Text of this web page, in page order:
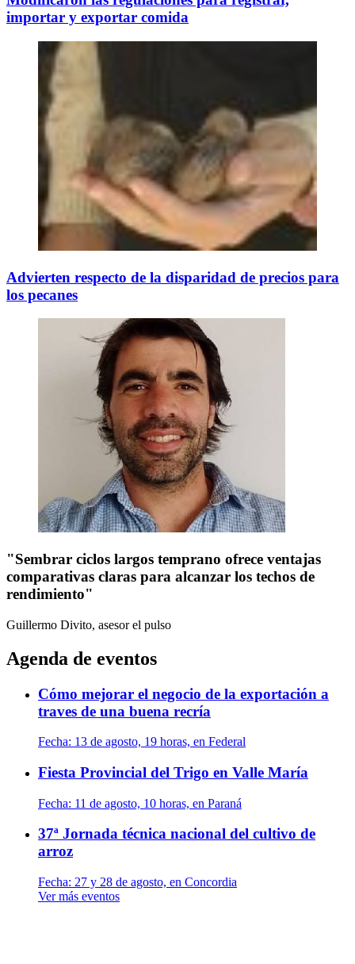
importar y exportar comida
Advierten respecto de la disparidad de precios para
los pecanes
"Sembrar ciclos largos temprano ofrece ventajas
comparativas claras para alcanzar los techos de
rendimiento"
Guillermo Divito, asesor el pulso
Agenda de eventos
Cómo mejorar el negocio de la exportación a
traves de una buena recría
Fecha: 13 de agosto, 19 horas, en Federal
Fiesta Provincial del Trigo en Valle María
Fecha: 11 de agosto, 10 horas, en Paraná
37ª Jornada técnica nacional del cultivo de
arroz
Fecha: 27 y 28 de agosto, en Concordia
Ver más eventos